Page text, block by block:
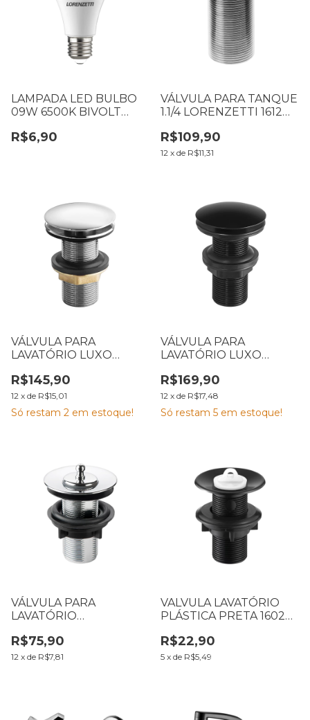
LAMPADA LED BULBO
09W 6500K BIVOLT
7415245
R$6,90
VÁLVULA PARA TANQUE
1.1/4 LORENZETTI 1612
R$109,90
12 x de R$11,31
VÁLVULA PARA
LAVATÓRIO LUXO
1616 C20 7048475
R$145,90
12 x de R$15,01
Só restam 2 em estoque!
VÁLVULA PARA
LAVATÓRIO LUXO
B20 7048558
R$169,90
12 x de R$17,48
Só restam 5 em estoque!
VÁLVULA PARA
LAVATÓRIO
7050188
R$75,90
12 x de R$7,81
VALVULA LAVATÓRIO
PLÁSTICA PRETA 1602
7153002
R$22,90
5 x de R$5,49